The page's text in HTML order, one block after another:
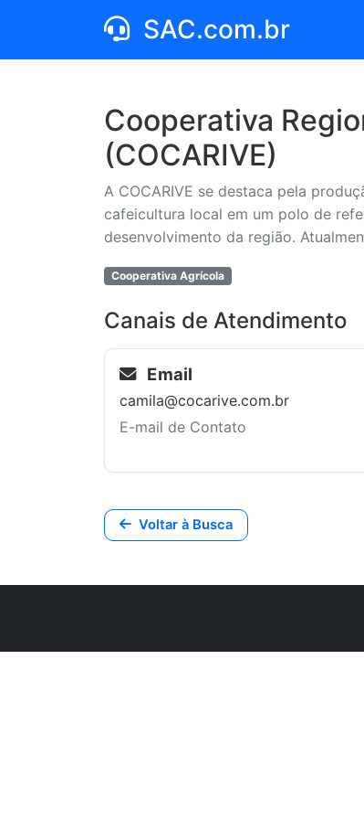
SAC.com.br
Cooperativa
(COCARIVE)
A COCARIVE se destaca pela
cafeicultura local em um polo de
desenvolvimento da região.
Cooperativa Agrícola
Canais de Atendimento
Email
camila@cocarive.com.br
E-mail de Contato
Voltar à Busca